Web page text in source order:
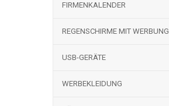
FIRMENKALENDER
REGENSCHIRME MIT WERBUNG
USB-GERÄTE
WERBEKLEIDUNG